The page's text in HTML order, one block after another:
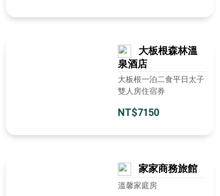
大板根森林溫
泉酒店
大板根一泊二食平日太子
雙人房住宿券
NT$7150
家家商務旅館
溫馨家庭房